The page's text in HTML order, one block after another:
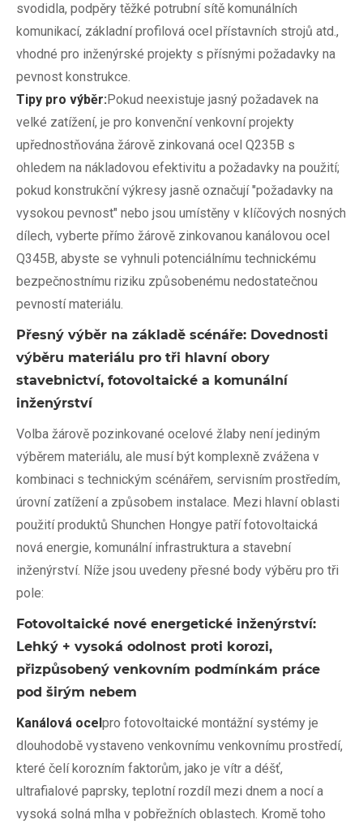
svodidla, podpěry těžké potrubní sítě komunálních
komunikací, základní profilová ocel přístavních strojů atd.,
vhodné pro inženýrské projekty s přísnými požadavky na
pevnost konstrukce.
Tipy pro výběr:Pokud neexistuje jasný požadavek na
velké zatížení, je pro konvenční venkovní projekty
upřednostňována žárově zinkovaná ocel Q235B s
ohledem na nákladovou efektivitu a požadavky na použití;
pokud konstrukční výkresy jasně označují "požadavky na
vysokou pevnost" nebo jsou umístěny v klíčových nosných
dílech, vyberte přímo žárově zinkovanou kanálovou ocel
Q345B, abyste se vyhnuli potenciálnímu technickému
bezpečnostnímu riziku způsobenému nedostatečnou
pevností materiálu.
Přesný výběr na základě scénáře: Dovednosti
výběru materiálu pro tři hlavní obory
stavebnictví, fotovoltaické a komunální
inženýrství
Volba žárově pozinkované ocelové žlaby není jediným
výběrem materiálu, ale musí být komplexně zvážena v
kombinaci s technickým scénářem, servisním prostředím,
úrovní zatížení a způsobem instalace. Mezi hlavní oblasti
použití produktů Shunchen Hongye patří fotovoltaická
nová energie, komunální infrastruktura a stavební
inženýrství. Níže jsou uvedeny přesné body výběru pro tři
pole:
Fotovoltaické nové energetické inženýrství:
Lehký + vysoká odolnost proti korozi,
přizpůsobený venkovním podmínkám práce
pod širým nebem
Kanálová ocelpro fotovoltaické montážní systémy je
dlouhodobě vystaveno venkovnímu venkovnímu prostředí,
které čelí korozním faktorům, jako je vítr a déšť,
ultrafialové paprsky, teplotní rozdíl mezi dnem a nocí a
vysoká solná mlha v pobřežních oblastech. Kromě toho